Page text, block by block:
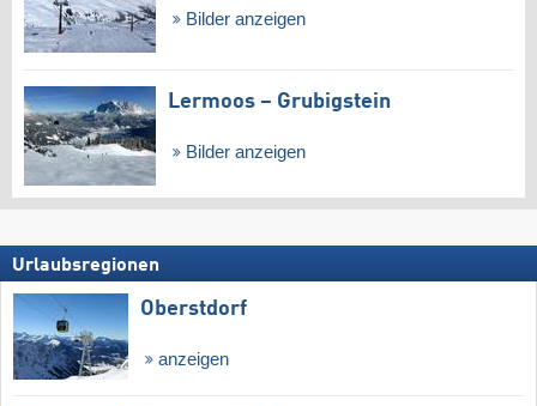
Bilder anzeigen
Lermoos – Grubigstein
Bilder anzeigen
Urlaubsregionen
Oberstdorf
anzeigen